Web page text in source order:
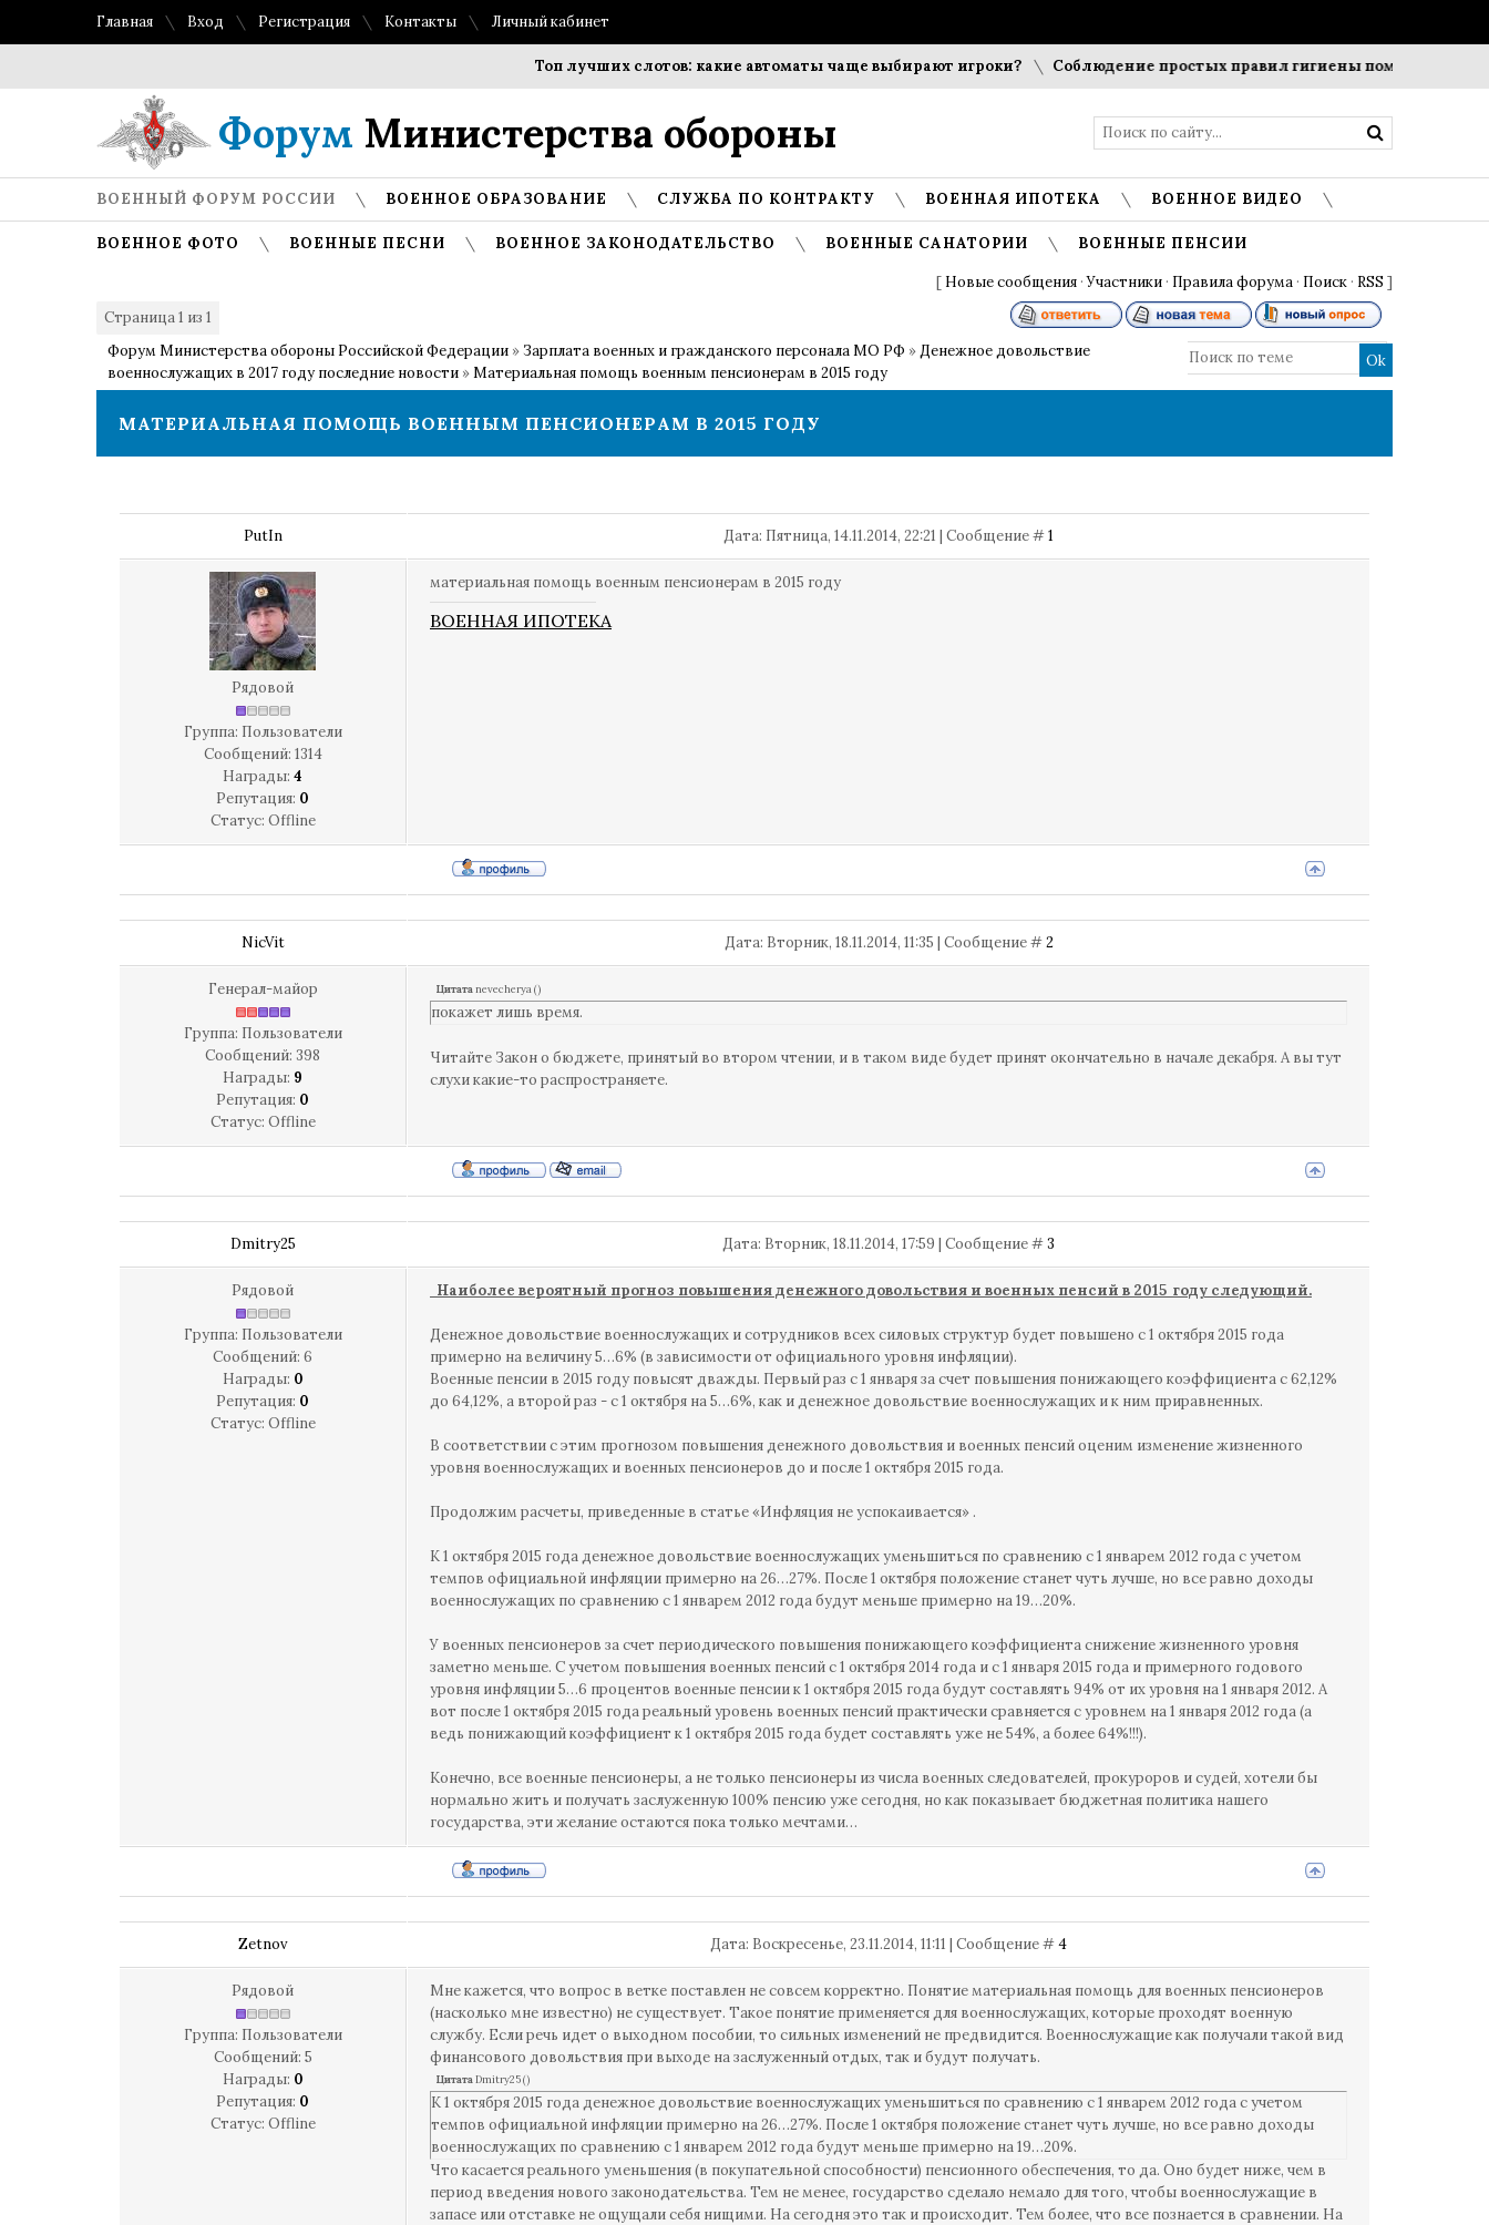
Главная Вход Регистрация Контакты Личный кабинет
Топ лучших слотов: какие автоматы чаще выбирают игроки? Соблюдение простых правил гигиены помогает
Форум Министерства обороны
ВОЕННЫЙ ФОРУМ РОССИИ ВОЕННОЕ ОБРАЗОВАНИЕ СЛУЖБА ПО КОНТРАКТУ ВОЕННАЯ ИПОТЕКА ВОЕННОЕ ВИДЕО
ВОЕННОЕ ФОТО ВОЕННЫЕ ПЕСНИ ВОЕННОЕ ЗАКОНОДАТЕЛЬСТВО ВОЕННЫЕ САНАТОРИИ ВОЕННЫЕ ПЕНСИИ
[ Новые сообщения ·Участники · Правила форума · Поиск · RSS ]
Страница1 из 1
Форум Министерства обороны Российской Федерации » Зарплата военных и гражданского персонала МО РФ »Денежное довольствие
военнослужащих в 2017 году последние новости »Материальная помощь военным пенсионерам в 2015 году
МАТЕРИАЛЬНАЯ ПОМОЩЬ ВОЕННЫМ ПЕНСИОНЕРАМ В 2015 ГОДУ
PutIn Дата: Пятница, 14.11.2014, 22:21 | Сообщение #1
Рядовой
Группа: Пользователи
Сообщений: 1314
Награды: 4
Репутация: 0
Статус: Offline
материальная помощь военным пенсионерам в 2015 году
ВОЕННАЯ ИПОТЕКА
NicVit Дата: Вторник, 18.11.2014, 11:35 | Сообщение #2
Генерал-майор
Группа: Пользователи
Сообщений: 398
Награды: 9
Репутация: 0
Статус: Offline
Цитатаnevecherya()
покажет лишь время.
Читайте Закон о бюджете, принятый во втором чтении, и в таком виде будет принят окончательно в начале декабря. А вы тут
слухи какие-то распространяете.
Dmitry25 Дата: Вторник, 18.11.2014, 17:59 | Сообщение #3
Рядовой
Группа: Пользователи
Сообщений: 6
Награды: 0
Репутация: 0
Статус: Offline
Наиболее вероятный прогноз повышения денежного довольствия и военных пенсий в 2015 году следующий.
Денежное довольствие военнослужащих и сотрудников всех силовых структур будет повышено с 1 октября 2015 года
примерно на величину 5…6% (в зависимости от официального уровня инфляции).
Военные пенсии в 2015 году повысят дважды. Первый раз с 1 января за счет повышения понижающего коэффициента с 62,12%
до 64,12%, а второй раз - с 1 октября на 5…6%, как и денежное довольствие военнослужащих и к ним приравненных.
В соответствии с этим прогнозом повышения денежного довольствия и военных пенсий оценим изменение жизненного
уровня военнослужащих и военных пенсионеров до и после 1 октября 2015 года.
Продолжим расчеты, приведенные в статье «Инфляция не успокаивается» .
К 1 октября 2015 года денежное довольствие военнослужащих уменьшиться по сравнению с 1 январем 2012 года с учетом
темпов официальной инфляции примерно на 26…27%. После 1 октября положение станет чуть лучше, но все равно доходы
военнослужащих по сравнению с 1 январем 2012 года будут меньше примерно на 19…20%.
У военных пенсионеров за счет периодического повышения понижающего коэффициента снижение жизненного уровня
заметно меньше. С учетом повышения военных пенсий с 1 октября 2014 года и с 1 января 2015 года и примерного годового
уровня инфляции 5…6 процентов военные пенсии к 1 октября 2015 года будут составлять 94% от их уровня на 1 января 2012. А
вот после 1 октября 2015 года реальный уровень военных пенсий практически сравняется с уровнем на 1 января 2012 года (а
ведь понижающий коэффициент к 1 октября 2015 года будет составлять уже не 54%, а более 64%!!!).
Конечно, все военные пенсионеры, а не только пенсионеры из числа военных следователей, прокуроров и судей, хотели бы
нормально жить и получать заслуженную 100% пенсию уже сегодня, но как показывает бюджетная политика нашего
государства, эти желание остаются пока только мечтами…
Zetnov Дата: Воскресенье, 23.11.2014, 11:11 | Сообщение #4
Рядовой
Группа: Пользователи
Сообщений: 5
Награды: 0
Репутация: 0
Статус: Offline
Мне кажется, что вопрос в ветке поставлен не совсем корректно. Понятие материальная помощь для военных пенсионеров
(насколько мне известно) не существует. Такое понятие применяется для военнослужащих, которые проходят военную
службу. Если речь идет о выходном пособии, то сильных изменений не предвидится. Военнослужащие как получали такой вид
финансового довольствия при выходе на заслуженный отдых, так и будут получать.
ЦитатаDmitry25()
К 1 октября 2015 года денежное довольствие военнослужащих уменьшиться по сравнению с 1 январем 2012 года с учетом
темпов официальной инфляции примерно на 26…27%. После 1 октября положение станет чуть лучше, но все равно доходы
военнослужащих по сравнению с 1 январем 2012 года будут меньше примерно на 19…20%.
Что касается реального уменьшения (в покупательной способности) пенсионного обеспечения, то да. Оно будет ниже, чем в
период введения нового законодательства. Тем не менее, государство сделало немало для того, чтобы военнослужащие в
запасе или отставке не ощущали себя нищими. На сегодня это так и происходит. Тем более, что все познается в сравнении. На